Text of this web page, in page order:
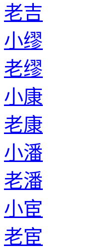
老吉
小缪
老缪
小康
老康
小潘
老潘
小宦
老宦